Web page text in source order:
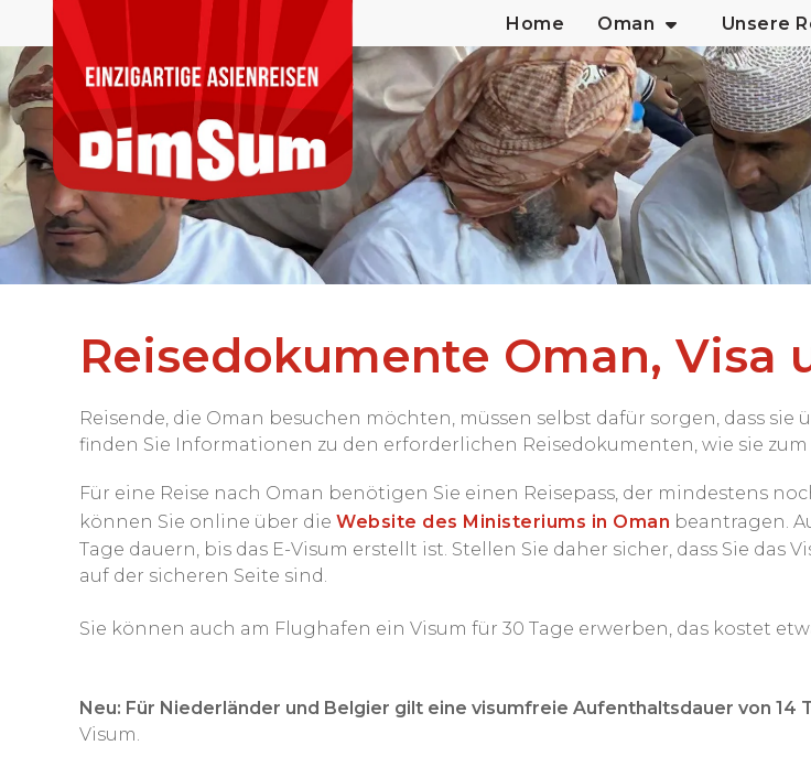
Home Oman Unsere
Reisedokumente Oman, Visa
Reisende, die Oman besuchen möchten, müssen selbst dafür sorgen, dass
finden Sie Informationen zu den erforderlichen Reisedokumenten, wie sie
Für eine Reise nach Oman benötigen Sie einen Reisepass, der mindestens
können Sie online über die Website des Ministeriums in Oman beantragen.
Tage dauern, bis das E-Visum erstellt ist. Stellen Sie daher sicher, dass Sie
auf der sicheren Seite sind.
Sie können auch am Flughafen ein Visum für 30 Tage erwerben, das kostet
Neu: Für Niederländer und Belgier gilt eine visumfreie Aufenthaltsdauer von 14
Visum.